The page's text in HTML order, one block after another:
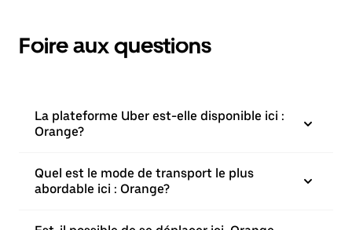
Foire aux questions
La plateforme Uber est-elle disponible ici :
Orange?
Quel est le mode de transport le plus
abordable ici : Orange?